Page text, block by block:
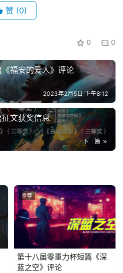
注册
赞 (0)
0 0
福安的爱人》评论
2023年2月5日 下午8:12
文获奖信息
下一篇
推荐
第十八届零重力杯短篇《深
蓝之空》评论